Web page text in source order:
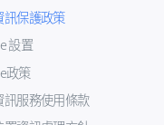
訊保護政策
設置
政策
訊服務使用條款